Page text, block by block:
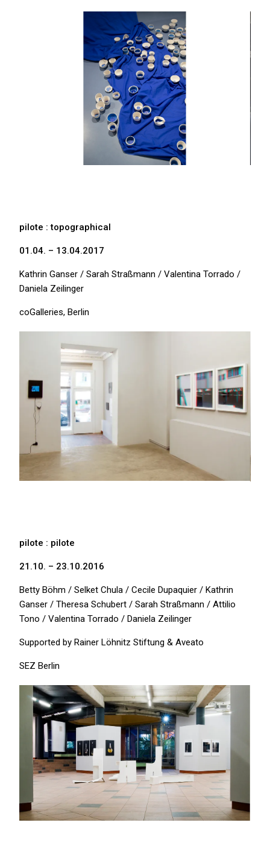
pilote : topographical
01.04. – 13.04.2017
Kathrin Ganser / Sarah Straßmann / Valentina Torrado /
Daniela Zeilinger
coGalleries, Berlin
pilote : pilote
21.10. – 23.10.2016
Betty Böhm / Selket Chula / Cecile Dupaquier / Kathrin
Ganser / Theresa Schubert / Sarah Straßmann / Attilio
Tono / Valentina Torrado / Daniela Zeilinger
Supported by Rainer Löhnitz Stiftung & Aveato
SEZ Berlin